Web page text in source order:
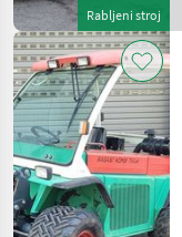
Rabljeni stroj